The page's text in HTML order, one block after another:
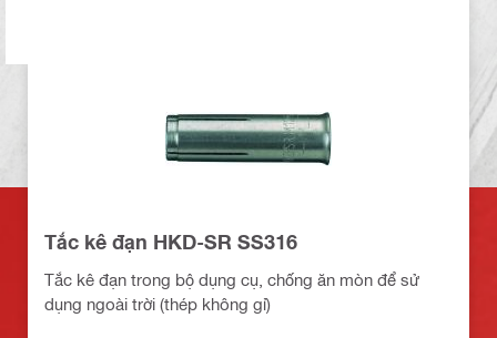
Tắc kê đạn HKD-SR SS316
Tắc kê đạn trong bộ dụng cụ, chống ăn mòn để sử
dụng ngoài trời (thép không gỉ)